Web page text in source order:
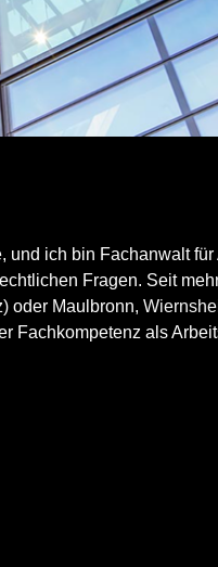
ich bin Fachanwalt
Fragen. Seit
oder Maulbronn,
Fachkompetenz als